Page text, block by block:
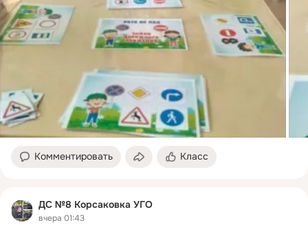
Комментировать Класс
ДС №8 Корсаковка УГО
вчера 01:43